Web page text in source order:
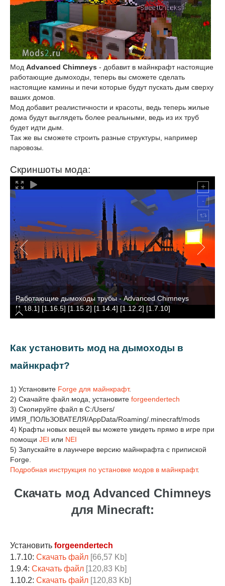
Мод Advanced Chimneys - добавит в майнкрафт настоящие
работающие дымоходы, теперь вы сможете сделать
настоящие камины и печи которые будут пускать дым сверху
ваших домов.
Мод добавит реалистичности и красоты, ведь теперь жилые
дома будут выглядеть более реальными, ведь из их труб
будет идти дым.
Так же вы сможете строить разные структуры, например
паровозы.
Скриншоты мода:
Работающие дымоходы трубы - Advanced Chimneys
[1.18.1] [1.16.5] [1.15.2] [1.14.4] [1.12.2] [1.7.10]
Как установить мод на дымоходы в
майнкрафт?
1) Установите Forge для майнкрафт.
2) Скачайте файл мода, установите forgeendertech
3) Скопируйте файл в C:/Users/
ИМЯ_ПОЛЬЗОВАТЕЛЯ/AppData/Roaming/.minecraft/mods
4) Крафты новых вещей вы можете увидеть прямо в игре при
помощи JEI или NEI
5) Запускайте в лаунчере версию майнкрафта с припиской
Forge.
Подробная инструкция по установке модов в майнкрафт.
Скачать мод Advanced Chimneys
для Minecraft:
Установить forgeendertech
1.7.10: Скачать файл [66,57 Kb]
1.9.4: Скачать файл [120,83 Kb]
1.10.2: Скачать файл [120,83 Kb]